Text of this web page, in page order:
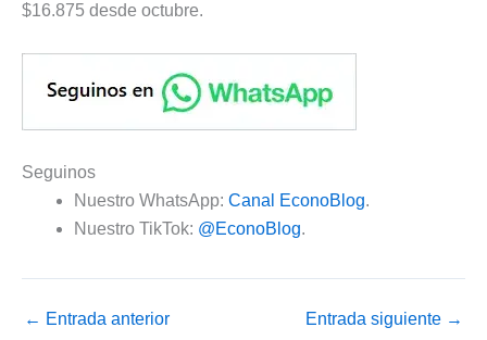
$16.875 desde octubre.
Seguinos
Nuestro WhatsApp: Canal EconoBlog.
Nuestro TikTok: @EconoBlog.
← Entrada anterior Entrada siguiente →